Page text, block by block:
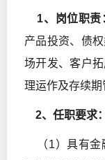
1、岗位职责
产品投资、债
场开发、客户
理运作及存续期
2、任职要求：
（1）具有